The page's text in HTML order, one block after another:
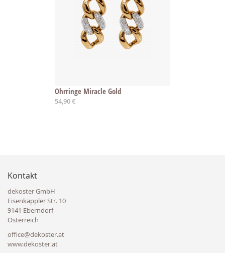
Ohrringe Miracle Gold
54,90 €
Kontakt
dekoster GmbH
Eisenkappler Str. 10
9141 Eberndorf
Österreich
office@dekoster.at
www.dekoster.at